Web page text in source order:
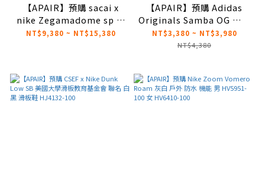
【APAIR】預購 sacai x
nike Zegamadome sp 聯
名款 機能 休閒鞋 三色 米白
NT$9,380 ~ NT$15,380
【APAIR】預購 Adidas
Originals Samba OG 板鞋
德訓鞋 蛇紋 復古 銀白 焦糖
底 裂紋 JR0035
NT$3,380 ~ NT$3,980
NT$4,380